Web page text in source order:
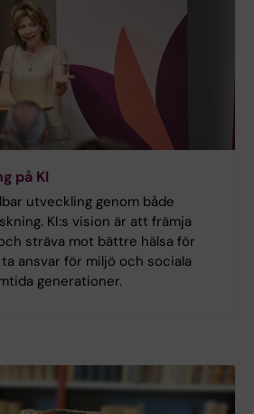
på KI
utveckling genom både
KI:s vision är att främja
sträva mot bättre hälsa för
ansvar för miljö och sociala
generationer.